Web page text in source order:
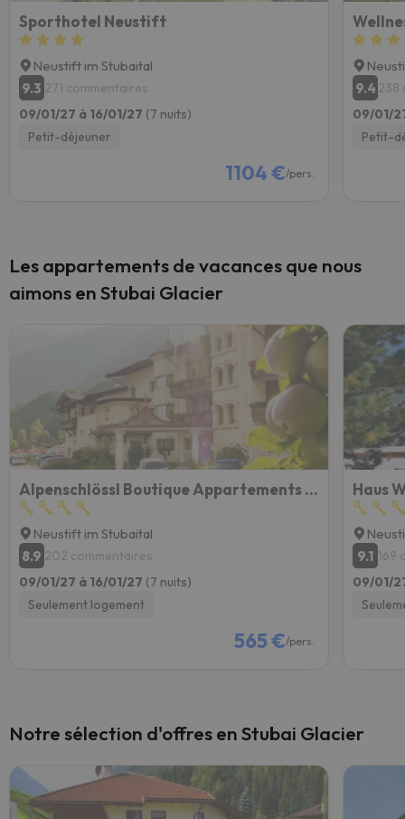
Sporthotel Neustift
Neustift im Stubaital
9.3 271 commentaires
09/01/27 à 16/01/27 (7 nuits)
Petit-déjeuner
1104 €/pers.
9.4238
09/01/
Petit-
Les appartements de vacances que nous
aimons en Stubai Glacier
Alpenschlössl Boutique Appartements & Rooms
Neustift im Stubaital
8.9 202 commentaires
09/01/27 à 16/01/27 (7 nuits)
Seulement logement
565 €/pers.
Haus
9.1 169
09/01/
Notre sélection d'offres en Stubai Glacier